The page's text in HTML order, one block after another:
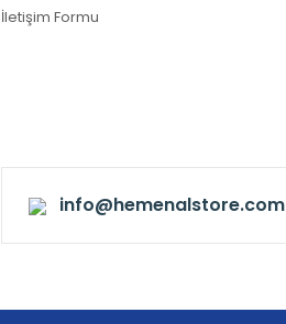
İletişim Formu
info@hemenalstore.com